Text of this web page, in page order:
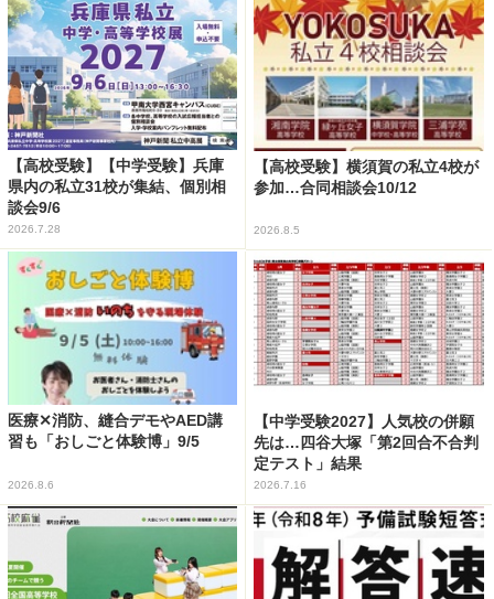
【高校受験】【中学受験】兵庫
県内の私立31校が集結、個別相
談会9/6
2026.7.28
【高校受験】横須賀の私立4校が
参加…合同相談会10/12
2026.8.5
医療✕消防、縫合デモやAED講
習も「おしごと体験博」9/5
2026.8.6
【中学受験2027】人気校の併願
先は…四谷大塚「第2回合不合判
定テスト」結果
2026.7.16